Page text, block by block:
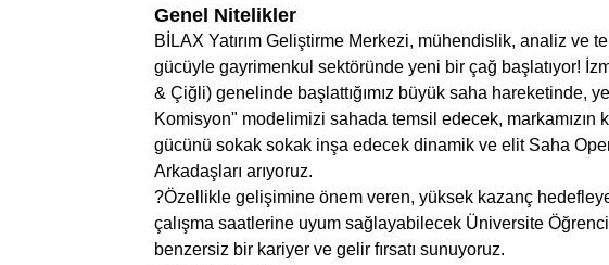
Genel Nitelikler
BİLAX Yatırım Geliştirme Merkezi, mühendislik, analiz ve
gücüyle gayrimenkul sektöründe yeni bir çağ başlatıyor!
& Çiğli) genelinde başlattığımız büyük saha hareketinde,
Komisyon" modelimizi sahada temsil edecek, markamızın
gücünü sokak sokak inşa edecek dinamik ve elit Saha
Arkadaşları arıyoruz.
?Özellikle gelişimine önem veren, yüksek kazanç
çalışma saatlerine uyum sağlayabilecek Üniversite
benzersiz bir kariyer ve gelir fırsatı sunuyoruz.